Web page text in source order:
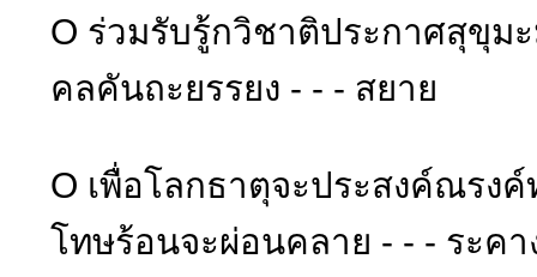
O ร่วมรับรู้กวิชาติประกาศสุขุม
คลคันถะยรรยง - - - สยาย
O เพื่อโลกธาตุจะประสงค์ณรง
โทษร้อนจะผ่อนคลาย - - - ระคา